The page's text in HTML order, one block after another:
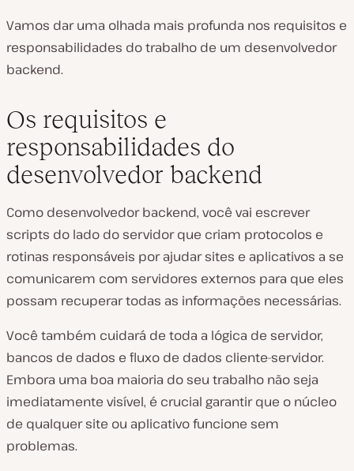
Vamos dar uma olhada mais profunda nos requisitos e
responsabilidades do trabalho de um desenvolvedor
backend.
Os requisitos e
responsabilidades do
desenvolvedor backend
Como desenvolvedor backend, você vai escrever
scripts do lado do servidor que criam protocolos e
rotinas responsáveis por ajudar sites e aplicativos a se
comunicarem com servidores externos para que eles
possam recuperar todas as informações necessárias.
Você também cuidará de toda a lógica de servidor,
bancos de dados e fluxo de dados cliente-servidor.
Embora uma boa maioria do seu trabalho não seja
imediatamente visível, é crucial garantir que o núcleo
de qualquer site ou aplicativo funcione sem
problemas.